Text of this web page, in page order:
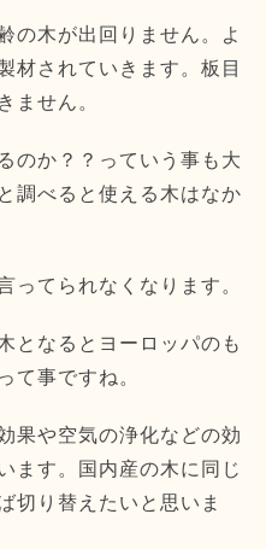
の木が出回りません。よ
材されていきます。板目
ません。
のか？？っていう事も大
調べると使える木はなか
ってられなくなります。
となるとヨーロッパのも
て事ですね。
果や空気の浄化などの効
ます。国内産の木に同じ
切り替えたいと思いま